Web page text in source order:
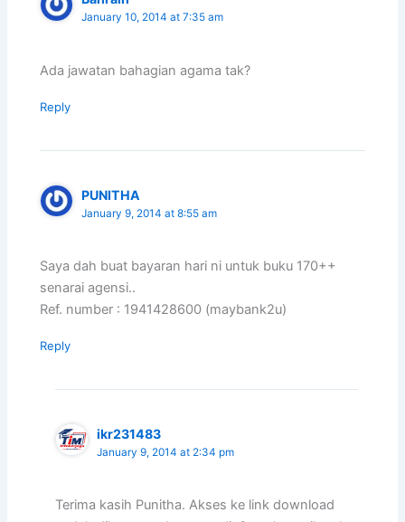
January 10, 2014 at 7:35 am
Ada jawatan bahagian agama tak?
Reply
PUNITHA
January 9, 2014 at 8:55 am
Saya dah buat bayaran hari ni untuk buku 170++
senarai agensi..
Ref. number : 1941428600 (maybank2u)
Reply
ikr231483
January 9, 2014 at 2:34 pm
Terima kasih Punitha. Akses ke link download